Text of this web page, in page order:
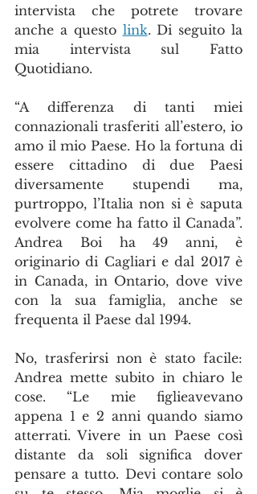
intervista che potrete trovare
anche a questo link. Di seguito la
mia intervista sul Fatto
Quotidiano.
“A differenza di tanti miei
connazionali trasferiti all’estero, io
amo il mio Paese. Ho la fortuna di
essere cittadino di due Paesi
diversamente stupendi ma,
purtroppo, l’Italia non si è saputa
evolvere come ha fatto il Canada”.
Andrea Boi ha 49 anni, è
originario di Cagliari e dal 2017 è
in Canada, in Ontario, dove vive
con la sua famiglia, anche se
frequenta il Paese dal 1994.
No, trasferirsi non è stato facile:
Andrea mette subito in chiaro le
cose. “Le mie figlieavevano
appena 1 e 2 anni quando siamo
atterrati. Vivere in un Paese così
distante da soli significa dover
pensare a tutto. Devi contare solo